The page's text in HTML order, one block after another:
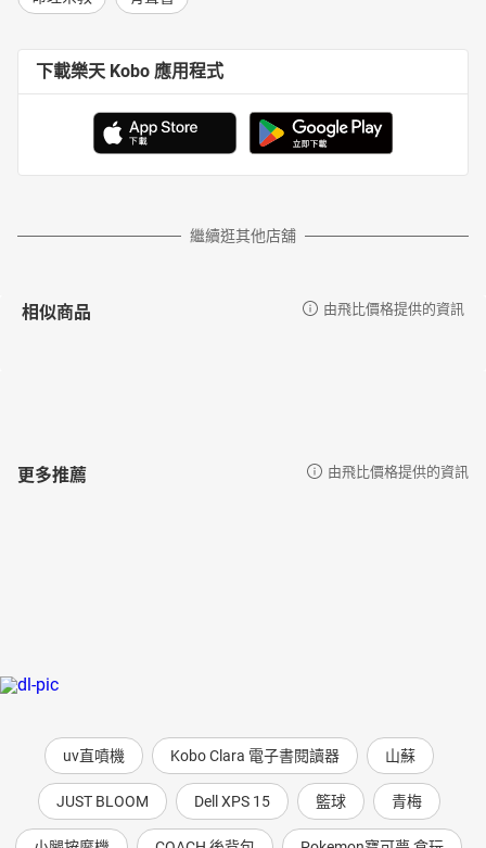
下載樂天 Kobo 應用程式
繼續逛其他店舖
相似商品 由飛比價格提供的資訊
更多推薦 由飛比價格提供的資訊
uv直噴機 Kobo Clara 電子書閱讀器 山蘇
JUST BLOOM Dell XPS 15 籃球 青梅